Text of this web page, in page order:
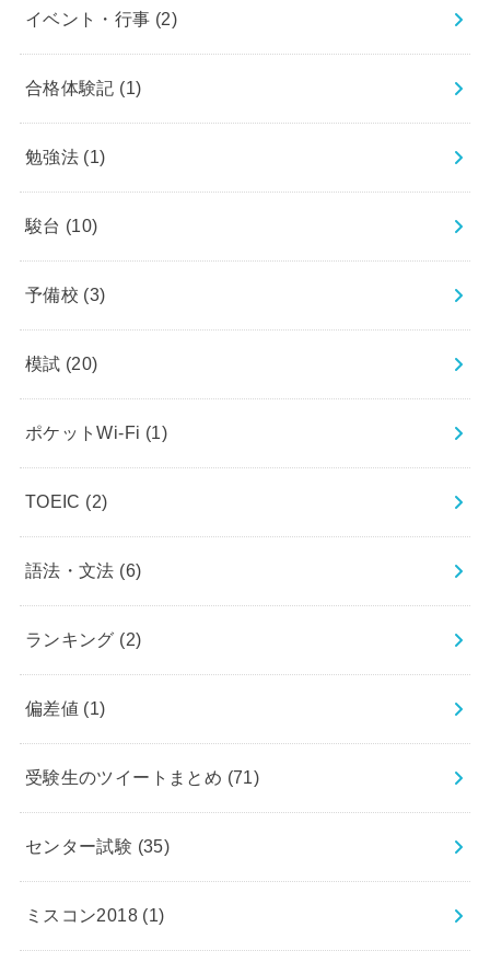
イベント・行事 (2)
合格体験記 (1)
勉強法 (1)
駿台 (10)
予備校 (3)
模試 (20)
ポケットWi-Fi (1)
TOEIC (2)
語法・文法 (6)
ランキング (2)
偏差値 (1)
受験生のツイートまとめ (71)
センター試験 (35)
ミスコン2018 (1)